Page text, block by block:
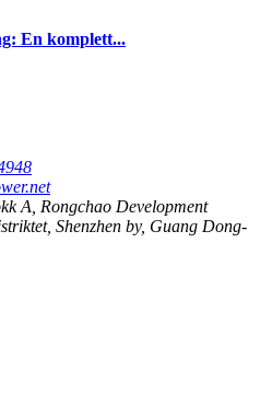
En komplett...
A, Rongchao Development
Shenzhen by, Guang Dong-